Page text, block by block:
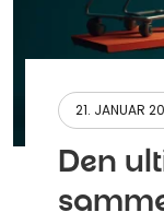
21. JANUAR
Den